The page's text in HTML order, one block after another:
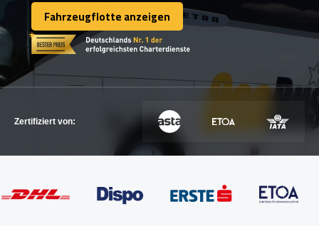
FLOTTE
KONTAKTIEREN SIE UNS
KONTAKTIEREN SIE UNS
Fahrzeugflotte anzeigen
Fahrzeugflotte anzeigen
Zertifiziert von: